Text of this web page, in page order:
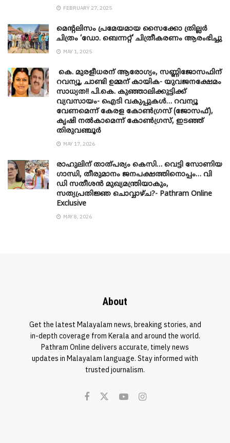
FEBRUARY 27, 2025
മെന്‍റലിസം പ്രമേയമായ സൈക്കോ ത്രില്ലർ
ചിത്രം ‘ഡോ. ബെന്നറ്റ്’ ചിത്രീകരണം ആരംഭിച്ചു
MAY 1, 2025
കെ. മുരളീധരന് ആരോഗ്യം, സണ്ണിജോസഫിന്
റവന്യൂ, ചാണ്ടി ഉമ്മന് കായിക- യുവജനക്ഷേമം
സാധ്യത!! പി.കെ. കുഞ്ഞാലിക്കുട്ടിക്ക്
വ്യവസായം- ഐടി വകുപ്പുകൾ… റവന്യൂ
വേണമെന്ന് കേരള കോൺഗ്രസ് (ജോസഫ്),
കൃഷി നൽകാമെന്ന് കോൺഗ്രസ്, ഇടഞ്ഞ്
തിരുവഞ്ചൂർ
MAY 17, 2026
രാഹുലിന് താത്പര്യം കെസി… വെട്ടി സോണിയ
​ഗാന്ധി, തീരുമാനം ജനപക്ഷത്തിനൊപ്പം… വി
ഡി സതീശൻ മുഖ്യമന്ത്രിയാകും,
സത്യപ്രതിജ്ഞ ചൊവ്വാഴ്ച?- Pathram Online
Exclusive
MAY 8, 2026
About
Get the latest Malayalam news, breaking stories, and
in-depth coverage from Kerala and around the world.
Pathram Online delivers accurate, timely news
updates in Malayalam language. Stay informed with
trusted journalism.